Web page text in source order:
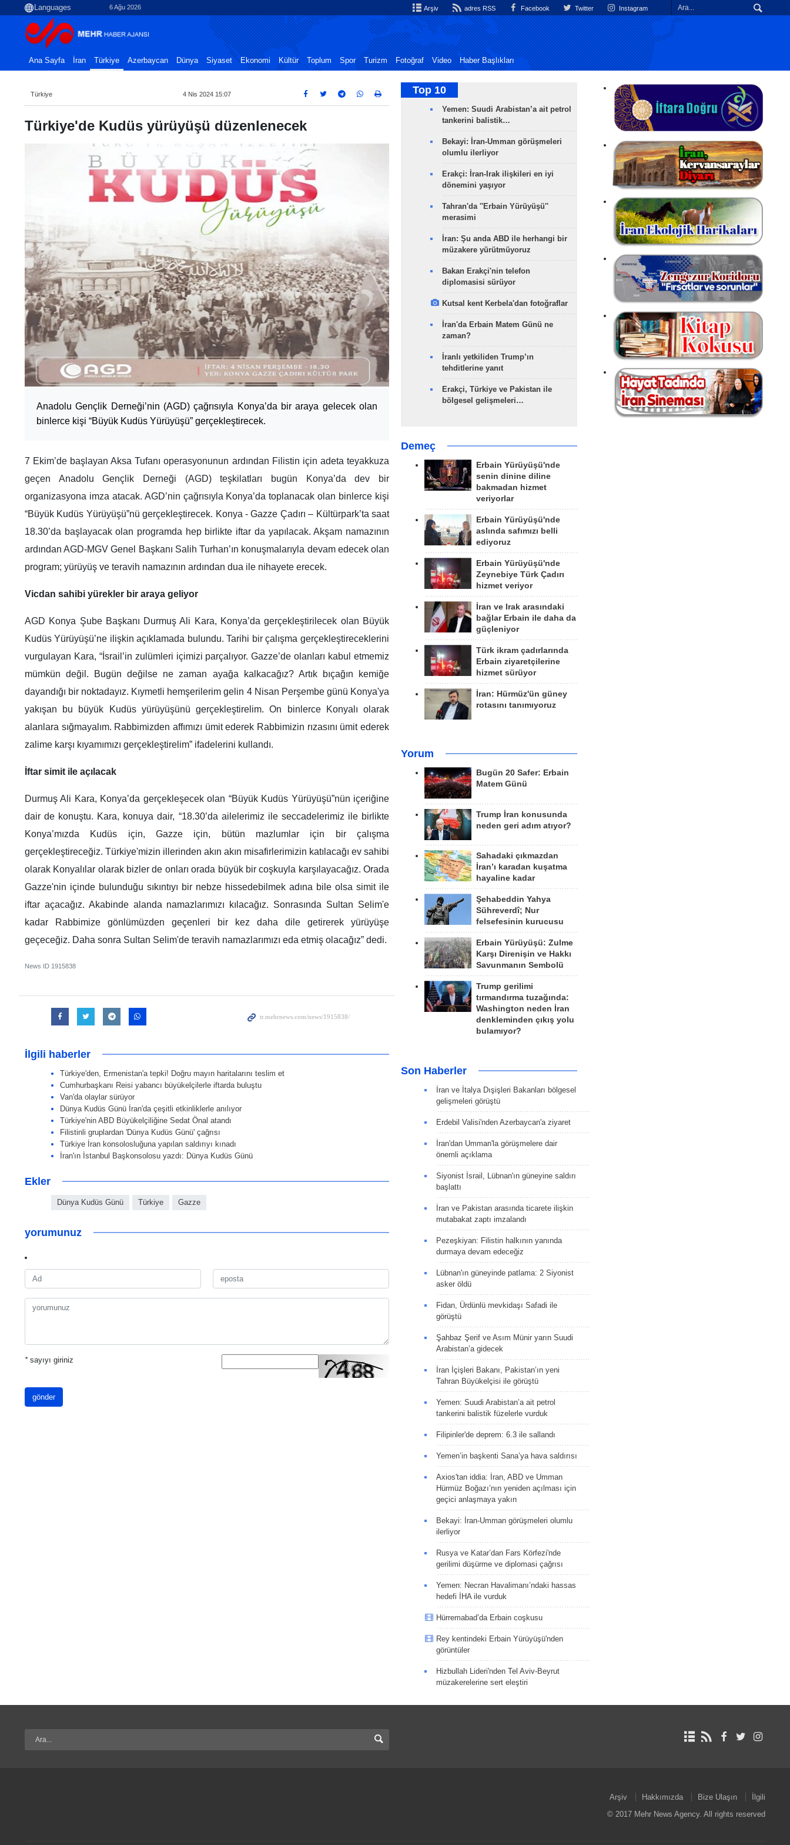
6 Ağu 2026 Arşiv adres RSS Facebook Twitter Instagram
Ana Sayfa İran Türkiye Azerbaycan Dünya Siyaset Ekonomi Kültür Toplum Spor Turizm Fotoğraf Video Haber Başlıkları
Türkiye 4 Nis 2024 15:07
Türkiye'de Kudüs yürüyüşü düzenlenecek
Anadolu Gençlik Derneği’nin (AGD) çağrısıyla Konya’da bir araya gelecek olan
binlerce kişi “Büyük Kudüs Yürüyüşü” gerçekleştirecek.
7 Ekim’de başlayan Aksa Tufanı operasyonunun ardından Filistin için adeta teyakkuza
geçen Anadolu Gençlik Derneği (AGD) teşkilatları bugün Konya’da dev bir
organizasyona imza atacak. AGD’nin çağrısıyla Konya’da toplanacak olan binlerce kişi
“Büyük Kudüs Yürüyüşü”nü gerçekleştirecek. Konya - Gazze Çadırı – Kültürpark’ta saat
18.30’da başlayacak olan programda hep birlikte iftar da yapılacak. Akşam namazının
ardından AGD-MGV Genel Başkanı Salih Turhan’ın konuşmalarıyla devam edecek olan
program; yürüyüş ve teravih namazının ardından dua ile nihayete erecek.
Vicdan sahibi yürekler bir araya geliyor
AGD Konya Şube Başkanı Durmuş Ali Kara, Konya’da gerçekleştirilecek olan Büyük
Kudüs Yürüyüşü’ne ilişkin açıklamada bulundu. Tarihi bir çalışma gerçekleştireceklerini
vurgulayan Kara, “İsrail’in zulümleri içimizi parçalıyor. Gazze’de olanları kabul etmemiz
mümkün değil. Bugün değilse ne zaman ayağa kalkacağız? Artık bıçağın kemiğe
dayandığı bir noktadayız. Kıymetli hemşerilerim gelin 4 Nisan Perşembe günü Konya'ya
yakışan bu büyük Kudüs yürüyüşünü gerçekleştirelim. On binlerce Konyalı olarak
alanlara sığmayalım. Rabbimizden affımızı ümit ederek Rabbimizin rızasını ümit ederek
zalime karşı kıyamımızı gerçekleştirelim” ifadelerini kullandı.
İftar simit ile açılacak
Durmuş Ali Kara, Konya’da gerçekleşecek olan “Büyük Kudüs Yürüyüşü”nün içeriğine
dair de konuştu. Kara, konuya dair, “18.30’da ailelerimiz ile seccadelerimiz ile birlikte
Konya’mızda Kudüs için, Gazze için, bütün mazlumlar için bir çalışma
gerçekleştireceğiz. Türkiye'mizin illerinden akın akın misafirlerimizin katılacağı ev sahibi
olarak Konyalılar olarak bizler de onları orada büyük bir coşkuyla karşılayacağız. Orada
Gazze'nin içinde bulunduğu sıkıntıyı bir nebze hissedebilmek adına bile olsa simit ile
iftar açacağız. Akabinde alanda namazlarımızı kılacağız. Sonrasında Sultan Selim'e
kadar Rabbimize gönlümüzden geçenleri bir kez daha dile getirerek yürüyüşe
geçeceğiz. Daha sonra Sultan Selim'de teravih namazlarımızı eda etmiş olacağız” dedi.
News ID 1915838
İlgili haberler
Türkiye'den, Ermenistan'a tepki! Doğru mayın haritalarını teslim et
Cumhurbaşkanı Reisi yabancı büyükelçilerle iftarda buluştu
Van'da olaylar sürüyor
Dünya Kudüs Günü İran'da çeşitli etkinliklerle anılıyor
Türkiye'nin ABD Büyükelçiliğine Sedat Önal atandı
Filistinli gruplardan 'Dünya Kudüs Günü' çağrısı
Türkiye İran konsolosluğuna yapılan saldırıyı kınadı
İran'ın İstanbul Başkonsolosu yazdı: Dünya Kudüs Günü
Ekler
Dünya Kudüs Günü Türkiye Gazze
yorumunuz
*sayıyı giriniz
gönder
Top 10
Yemen: Suudi Arabistan’a ait petrol
tankerini balistik…
Bekayi: İran-Umman görüşmeleri
olumlu ilerliyor
Erakçi: İran-Irak ilişkileri en iyi
dönemini yaşıyor
Tahran'da ''Erbain Yürüyüşü''
merasimi
İran: Şu anda ABD ile herhangi bir
müzakere yürütmüyoruz
Bakan Erakçi'nin telefon
diplomasisi sürüyor
Kutsal kent Kerbela'dan fotoğraflar
İran'da Erbain Matem Günü ne
zaman?
İranlı yetkiliden Trump’ın
tehditlerine yanıt
Erakçi, Türkiye ve Pakistan ile
bölgesel gelişmeleri…
Demeç
Erbain Yürüyüşü'nde
senin dinine diline
bakmadan hizmet
veriyorlar
Erbain Yürüyüşü'nde
aslında safımızı belli
ediyoruz
Erbain Yürüyüşü'nde
Zeynebiye Türk Çadırı
hizmet veriyor
İran ve Irak arasındaki
bağlar Erbain ile daha da
güçleniyor
Türk ikram çadırlarında
Erbain ziyaretçilerine
hizmet sürüyor
İran: Hürmüz'ün güney
rotasını tanımıyoruz
Yorum
Bugün 20 Safer: Erbain
Matem Günü
Trump İran konusunda
neden geri adım atıyor?
Sahadaki çıkmazdan
İran’ı karadan kuşatma
hayaline kadar
Şehabeddin Yahya
Sühreverdî; Nur
felsefesinin kurucusu
Erbain Yürüyüşü: Zulme
Karşı Direnişin ve Hakkı
Savunmanın Sembolü
Trump gerilimi
tırmandırma tuzağında:
Washington neden İran
denkleminden çıkış yolu
bulamıyor?
Son Haberler
İran ve İtalya Dışişleri Bakanları bölgesel
gelişmeleri görüştü
Erdebil Valisi'nden Azerbaycan'a ziyaret
İran'dan Umman'la görüşmelere dair
önemli açıklama
Siyonist İsrail, Lübnan'ın güneyine saldırı
başlattı
İran ve Pakistan arasında ticarete ilişkin
mutabakat zaptı imzalandı
Pezeşkiyan: Filistin halkının yanında
durmaya devam edeceğiz
Lübnan'ın güneyinde patlama: 2 Siyonist
asker öldü
Fidan, Ürdünlü mevkidaşı Safadi ile
görüştü
Şahbaz Şerif ve Asım Münir yarın Suudi
Arabistan’a gidecek
İran İçişleri Bakanı, Pakistan’ın yeni
Tahran Büyükelçisi ile görüştü
Yemen: Suudi Arabistan’a ait petrol
tankerini balistik füzelerle vurduk
Filipinler'de deprem: 6.3 ile sallandı
Yemen’in başkenti Sana’ya hava saldırısı
Axios'tan iddia: İran, ABD ve Umman
Hürmüz Boğazı’nın yeniden açılması için
geçici anlaşmaya yakın
Bekayi: İran-Umman görüşmeleri olumlu
ilerliyor
Rusya ve Katar’dan Fars Körfezi'nde
gerilimi düşürme ve diplomasi çağrısı
Yemen: Necran Havalimanı’ndaki hassas
hedefi İHA ile vurduk
Hürremabad’da Erbain coşkusu
Rey kentindeki Erbain Yürüyüşü'nden
görüntüler
Hizbullah Lideri'nden Tel Aviv-Beyrut
müzakerelerine sert eleştiri
Arşiv Hakkımızda Bize Ulaşın
İlgili
© 2017 Mehr News Agency. All rights reserved